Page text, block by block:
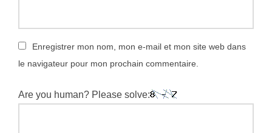
Enregistrer mon nom, mon e-mail et mon site web dans
le navigateur pour mon prochain commentaire.
Are you human? Please solve: